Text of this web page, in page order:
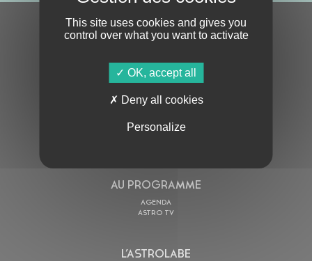
S'ABONNER À LA NEWSLETTER
AU PROGRAMME
AGENDA
ASTRO TV
L’ASTROLABE
This site uses cookies and gives you
control over what you want to activate
OK, accept all
Deny all cookies
Personalize